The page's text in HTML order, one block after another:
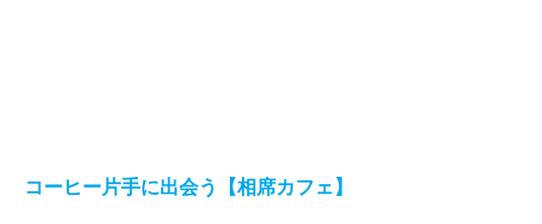
コーヒー片手に出会う【相席カフェ】